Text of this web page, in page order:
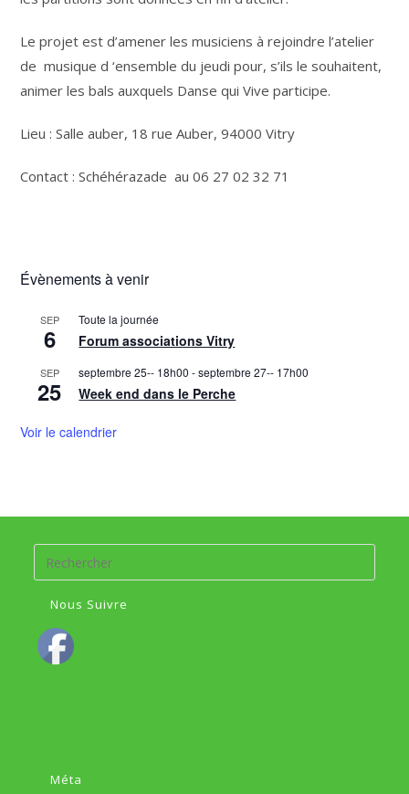
Le projet est d’amener les musiciens à rejoindre l’atelier
de musique d ‘ensemble du jeudi pour, s’ils le souhaitent,
animer les bals auxquels Danse qui Vive participe.
Lieu : Salle auber, 18 rue Auber, 94000 Vitry
Contact : Schéhérazade au 06 27 02 32 71
Évènements à venir
SEP
6
Toute la journée
Forum associations Vitry
SEP
25
septembre 25-- 18h00 -septembre 27-- 17h00
Week end dans le Perche
Voir le calendrier
Nous Suivre
Méta